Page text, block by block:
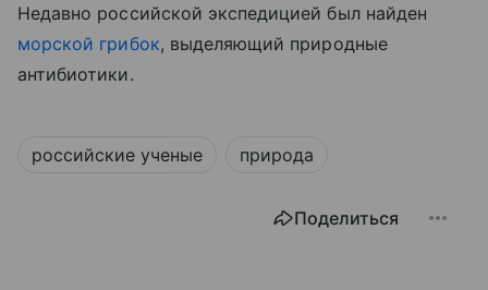
Недавно российской экспедицией был найден
морской грибок, выделяющий природные
антибиотики.
российские ученые природа
Поделиться